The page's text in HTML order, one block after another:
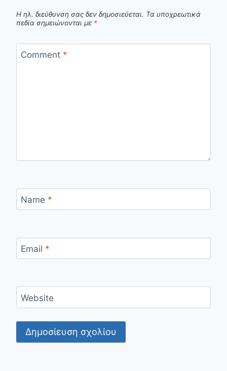
Η ηλ. διεύθυνση σας δεν δημοσιεύεται. Τα υποχρεωτικά
πεδία σημειώνονται με *
Comment *
Name *
Email *
Website